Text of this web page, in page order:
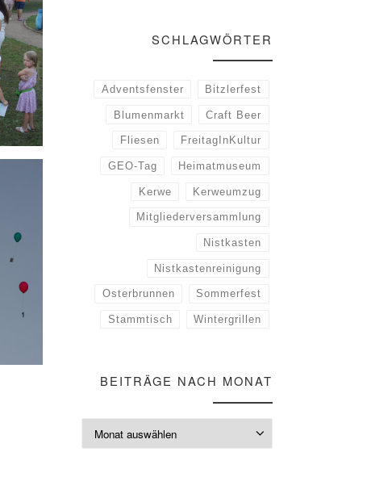
SCHLAGWÖRTER
Adventsfenster Bitzlerfest
Blumenmarkt Craft Beer
Fliesen FreitagInKultur
GEO-Tag Heimatmuseum
Kerwe Kerweumzug
Mitgliederversammlung
Nistkasten
Nistkastenreinigung
Osterbrunnen Sommerfest
Stammtisch Wintergrillen
BEITRÄGE NACH MONAT